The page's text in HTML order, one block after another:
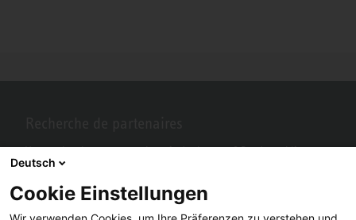
Vous recherchez un partenaire près de chez vous? Pas de problème
avec STIEBEL ELTRON.
Deutsch
Cookie Einstellungen